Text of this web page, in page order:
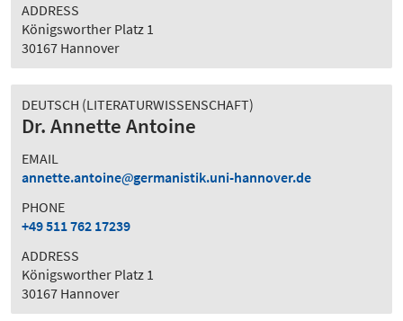
ADDRESS
Königsworther Platz 1
30167 Hannover
DEUTSCH (LITERATURWISSENSCHAFT)
Dr. Annette Antoine
EMAIL
annette.antoine
germanistik.uni-hannover.de
PHONE
+49 511 762 17239
ADDRESS
Königsworther Platz 1
30167 Hannover